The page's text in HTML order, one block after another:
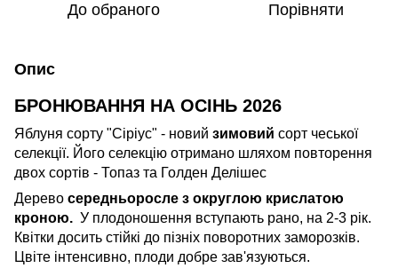
До обраного Порівняти
Опис
БРОНЮВАННЯ НА ОСІНЬ 2026
Яблуня сорту "Сіріус" - новий зимовий сорт чеської
селекції. Його селекцію отримано шляхом повторення
двох сортів - Топаз та Голден Делішес
Дерево середньоросле з округлою крислатою
кроною. У плодоношення вступають рано, на 2-3 рік.
Квітки досить стійкі до пізніх поворотних заморозків.
Цвіте інтенсивно, плоди добре зав'язуються.